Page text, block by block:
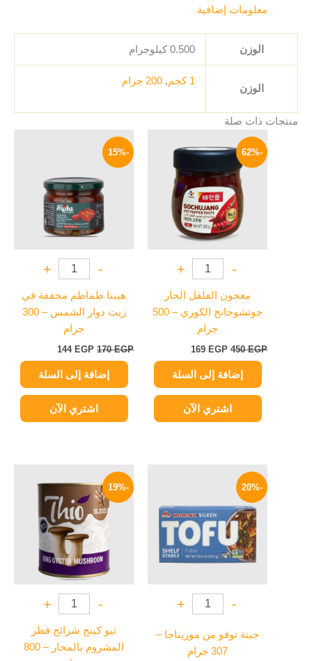
معلومات إضافية
الوزن 0.500 كيلوجرام
الوزن
1 كجم , 200 جرام
منتجات ذات صلة
-62%
-
+
معجون الفلفل الحار
جوتشوجانج الكوري – 500
جرام
450EGP
الأصلي
هو:
450 EGP.
169 EGP
الحالي
169 EGP.
إضافة إلى السلة
اشتري الآن
-15%
-
+
هيبتا طماطم مجففة في
زيت دوار الشمس – 300
جرام
170EGP
144 EGP
إضافة إلى السلة
اشتري الآن
-20%
-
+
جبنة توفو من موريناجا –
307 جرام
375 EGP.
299 EGP.
-19%
-
+
ثيو كينج شرائح فطر
المشروم بالمحار – 800
الأصلي
هو:
105 EGP.
الحالي
هو:
85 EGP.